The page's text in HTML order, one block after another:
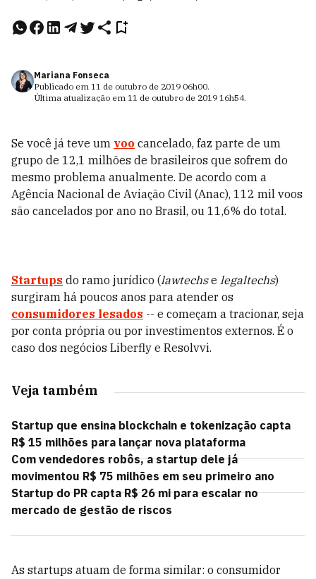
Mariana Fonseca
Publicado em 11 de outubro de 2019 06h00.
Última atualização em 11 de outubro de 2019 16h54.
Se você já teve um voo cancelado, faz parte de um
grupo de 12,1 milhões de brasileiros que sofrem do
mesmo problema anualmente. De acordo com a
Agência Nacional de Aviação Civil (Anac), 112 mil voos
são cancelados por ano no Brasil, ou 11,6% do total.
Startups do ramo jurídico (lawtechse legaltechs)
surgiram há poucos anos para atender os
consumidores lesados -- e começam a tracionar, seja
por conta própria ou por investimentos externos. É o
caso dos negócios Liberfly e Resolvvi.
Veja também
Startup que ensina blockchain e tokenização capta
R$ 15 milhões para lançar nova plataforma
Com vendedores robôs, a startup dele já
movimentou R$ 75 milhões em seu primeiro ano
Startup do PR capta R$ 26 mi para escalar no
mercado de gestão de riscos
As startups atuam de forma similar: o consumidor